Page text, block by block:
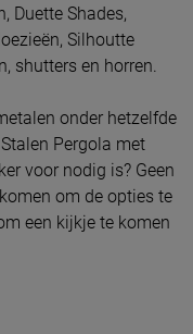
Duette Shades,
Silhoutte
shutters en horren.
onder hetzelfde
Pergola met
voor nodig is? Geen
om de opties te
een kijkje te komen